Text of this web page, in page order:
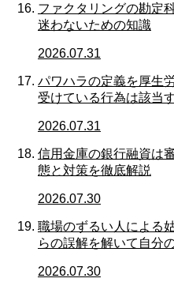
ファクタリングの勘定
迷わないための知識
2026.07.31
パワハラの定義を厚生
受けている行為は該当
2026.07.31
信用金庫の銀行融資は
態と対策を徹底解説
2026.07.30
職場のずるい人による
らの誤解を解いて自分
2026.07.30